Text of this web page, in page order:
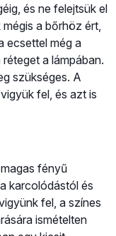
és ne felejtsük el
a bőrhöz ért,
ecsettel még a
a lámpában.
szükséges. A
fel, és azt is
fényű
karcolódástól és
fel, a színes
ismételten